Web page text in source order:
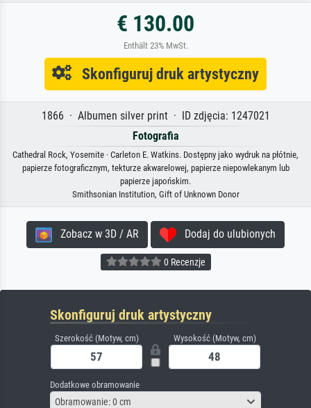
€ 130.00
Enthält 23% MwSt.
Skonfiguruj druk artystyczny
1866 · Albumen silver print · ID zdjęcia: 1247021
Fotografia
Cathedral Rock, Yosemite · Carleton E. Watkins. Dostępny jako wydruk na płótnie,
papierze fotograficznym, tekturze akwarelowej, papierze niepowlekanym lub
papierze japońskim.
Smithsonian Institution, Gift of Unknown Donor
Zobacz w 3D / AR Dodaj do ulubionych
0 Recenzje
Skonfiguruj druk artystyczny
Szerokość (Motyw, cm) Wysokość (Motyw, cm)
Dodatkowe obramowanie
Obramowanie: 0 cm